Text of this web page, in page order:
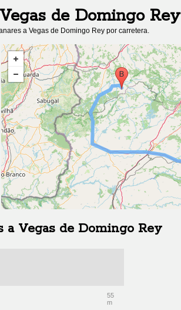
Vegas de Domingo Rey
a Vegas de Domingo Rey por carretera.
a Vegas de Domingo Rey
55
m